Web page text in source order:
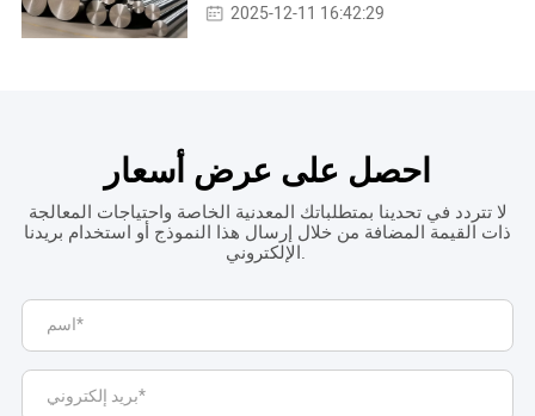
2025-12-11 16:42:29
احصل على عرض أسعار
لا تتردد في تحدينا بمتطلباتك المعدنية الخاصة واحتياجات المعالجة
ذات القيمة المضافة من خلال إرسال هذا النموذج أو استخدام بريدنا
الإلكتروني.